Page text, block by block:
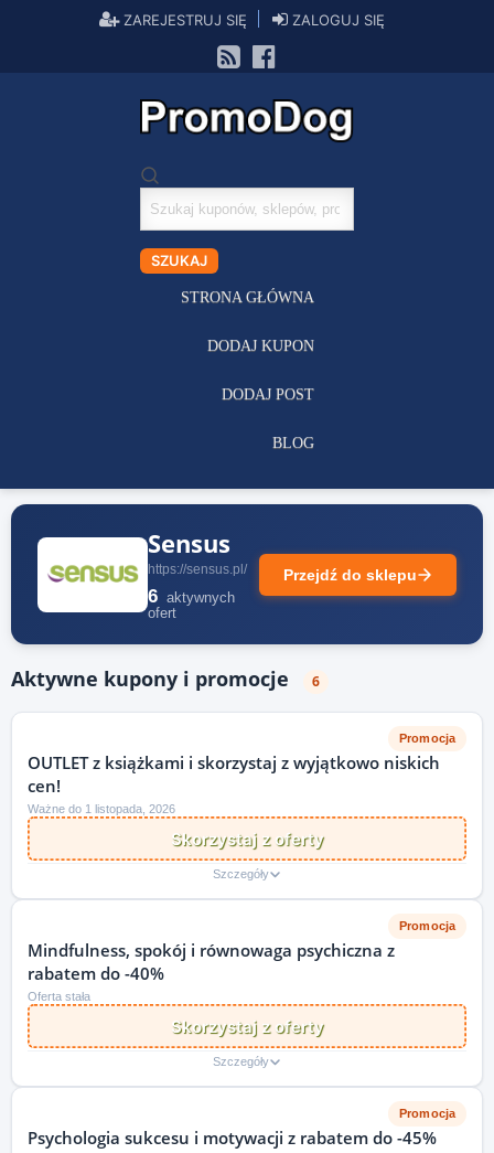
ZAREJESTRUJ SIĘ ZALOGUJ SIĘ
Szukaj
kuponów
SZUKAJ
STRONA GŁÓWNA
DODAJ KUPON
DODAJ POST
BLOG
Sensus
https://sensus.pl/
6 aktywnych
ofert
Przejdź do sklepu
Aktywne kupony i promocje 6
Promocja
OUTLET z książkami i skorzystaj z wyjątkowo niskich
cen!
Ważne do 1 listopada, 2026
Skorzystaj z oferty
Szczegóły
Promocja
Mindfulness, spokój i równowaga psychiczna z
rabatem do -40%
Oferta stała
Skorzystaj z oferty
Szczegóły
Promocja
Psychologia sukcesu i motywacji z rabatem do -45%